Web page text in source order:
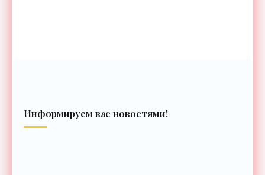
Информируем вас новостями!